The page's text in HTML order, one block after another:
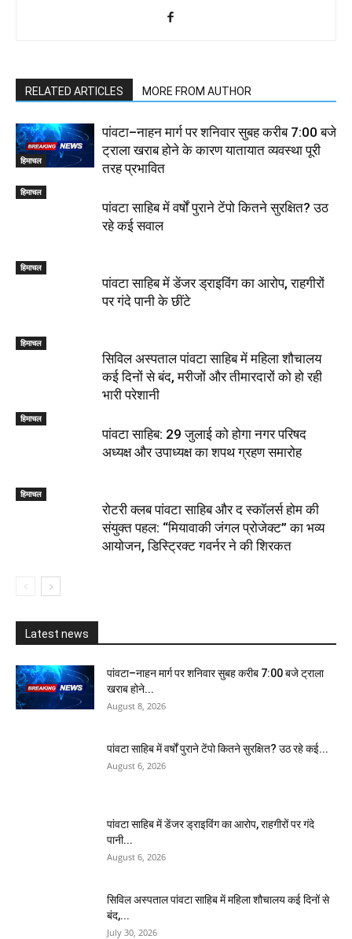
RELATED ARTICLES MORE FROM AUTHOR
हिमाचल
पांवटा–नाहन मार्ग पर शनिवार सुबह करीब 7:00 बजे
ट्राला खराब होने के कारण यातायात व्यवस्था पूरी
तरह प्रभावित
हिमाचल
पांवटा साहिब में वर्षों पुराने टेंपो कितने सुरक्षित? उठ
रहे कई सवाल
हिमाचल
पांवटा साहिब में डेंजर ड्राइविंग का आरोप, राहगीरों
पर गंदे पानी के छींटे
हिमाचल
सिविल अस्पताल पांवटा साहिब में महिला शौचालय
कई दिनों से बंद, मरीजों और तीमारदारों को हो रही
भारी परेशानी
हिमाचल
पांवटा साहिब: 29 जुलाई को होगा नगर परिषद
अध्यक्ष और उपाध्यक्ष का शपथ ग्रहण समारोह
हिमाचल
​रोटरी क्लब पांवटा साहिब और द स्कॉलर्स होम की
संयुक्त पहल: “मियावाकी जंगल प्रोजेक्ट” का भव्य
आयोजन, डिस्ट्रिक्ट गवर्नर ने की शिरकत
Latest news
पांवटा–नाहन मार्ग पर शनिवार सुबह करीब 7:00 बजे ट्राला
खराब होने...
August 8, 2026
पांवटा साहिब में वर्षों पुराने टेंपो कितने सुरक्षित? उठ रहे कई...
August 6, 2026
पांवटा साहिब में डेंजर ड्राइविंग का आरोप, राहगीरों पर गंदे
पानी...
August 6, 2026
सिविल अस्पताल पांवटा साहिब में महिला शौचालय कई दिनों से
बंद,...
July 30, 2026